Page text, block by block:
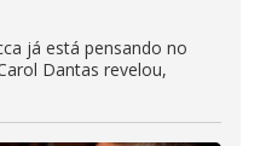
já está pensando no
Dantas revelou,